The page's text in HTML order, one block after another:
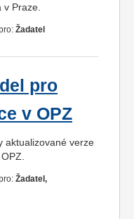
Praze.
Žadatel
pro
v OPZ
aktualizované verze
Žadatel,